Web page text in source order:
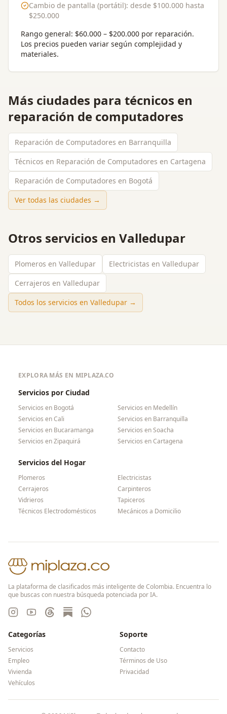
Cambio de pantalla (portátil): desde $100.000 hasta
$250.000
Rango general: $60.000 – $200.000 por reparación.
Los precios pueden variar según complejidad y
materiales.
Más ciudades para técnicos en
reparación de computadores
Reparación de Computadores en Barranquilla
Técnicos en Reparación de Computadores en Cartagena
Reparación de Computadores en Bogotá
Ver todas las ciudades →
Otros servicios en Valledupar
Plomeros en Valledupar
Electricistas en Valledupar
Cerrajeros en Valledupar
Todos los servicios en Valledupar →
EXPLORA MÁS EN MIPLAZA.CO
Servicios por Ciudad
Servicios en Bogotá Servicios en Medellín
Servicios enCali Servicios en Barranquilla
Servicios en Bucaramanga Servicios enSoacha
Servicios enZipaquirá Servicios enCartagena
Servicios del Hogar
Plomeros
Electricistas
Cerrajeros
Carpinteros
Vidrieros
Tapiceros
Técnicos Electrodomésticos
Mecánicos a Domicilio
La plataforma de clasificados más inteligente de Colombia. Encuentra lo
que buscas con nuestra búsqueda potenciada por IA.
Categorías
Servicios
Empleo
Vivienda
Vehículos
Soporte
Contacto
Términos de Uso
Privacidad